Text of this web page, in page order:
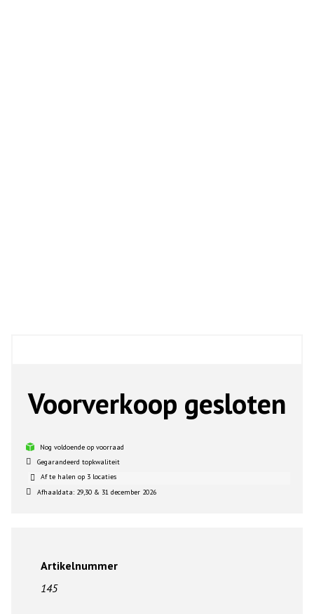
Voorverkoop gesloten
Af te halen op 3 locaties
Nog voldoende op voorraad
Gegarandeerd topkwaliteit
Afhaaldata: 29,30 & 31 december 2026
Artikelnummer
145